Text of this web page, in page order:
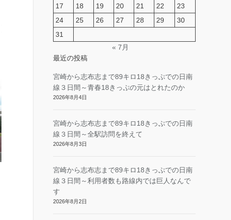
17 18 19 20 21 22
23
24
25 26 27 28 29
30
31
« 7月
最近の投稿
宮崎から志布志まで89キロ18きっぷでの日南
線３日間～青春18きっぷの元はとれたのか
2026年8月4日
宮崎から志布志まで89キロ18きっぷでの日南
線３日間～全駅訪問を終えて
2026年8月3日
宮崎から志布志まで89キロ18きっぷでの日南
線３日間～利用者数も路線内では巨人なんで
す
2026年8月2日